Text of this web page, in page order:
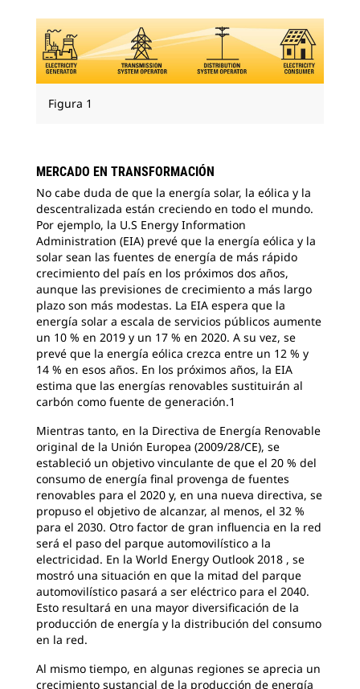
Figura 1
MERCADO EN TRANSFORMACIÓN
No cabe duda de que la energía solar, la eólica y la
descentralizada están creciendo en todo el mundo.
Por ejemplo, la U.S Energy Information
Administration (EIA) prevé que la energía eólica y la
solar sean las fuentes de energía de más rápido
crecimiento del país en los próximos dos años,
aunque las previsiones de crecimiento a más largo
plazo son más modestas. La EIA espera que la
energía solar a escala de servicios públicos aumente
un 10 % en 2019 y un 17 % en 2020. A su vez, se
prevé que la energía eólica crezca entre un 12 % y
14 % en esos años. En los próximos años, la EIA
estima que las energías renovables sustituirán al
carbón como fuente de generación.1
Mientras tanto, en la Directiva de Energía Renovable
original de la Unión Europea (2009/28/CE), se
estableció un objetivo vinculante de que el 20 % del
consumo de energía final provenga de fuentes
renovables para el 2020 y, en una nueva directiva, se
propuso el objetivo de alcanzar, al menos, el 32 %
para el 2030. Otro factor de gran influencia en la red
será el paso del parque automovilístico a la
electricidad. En la World Energy Outlook 2018 , se
mostró una situación en que la mitad del parque
automovilístico pasará a ser eléctrico para el 2040.
Esto resultará en una mayor diversificación de la
producción de energía y la distribución del consumo
en la red.
Al mismo tiempo, en algunas regiones se aprecia un
crecimiento sustancial de la producción de energía